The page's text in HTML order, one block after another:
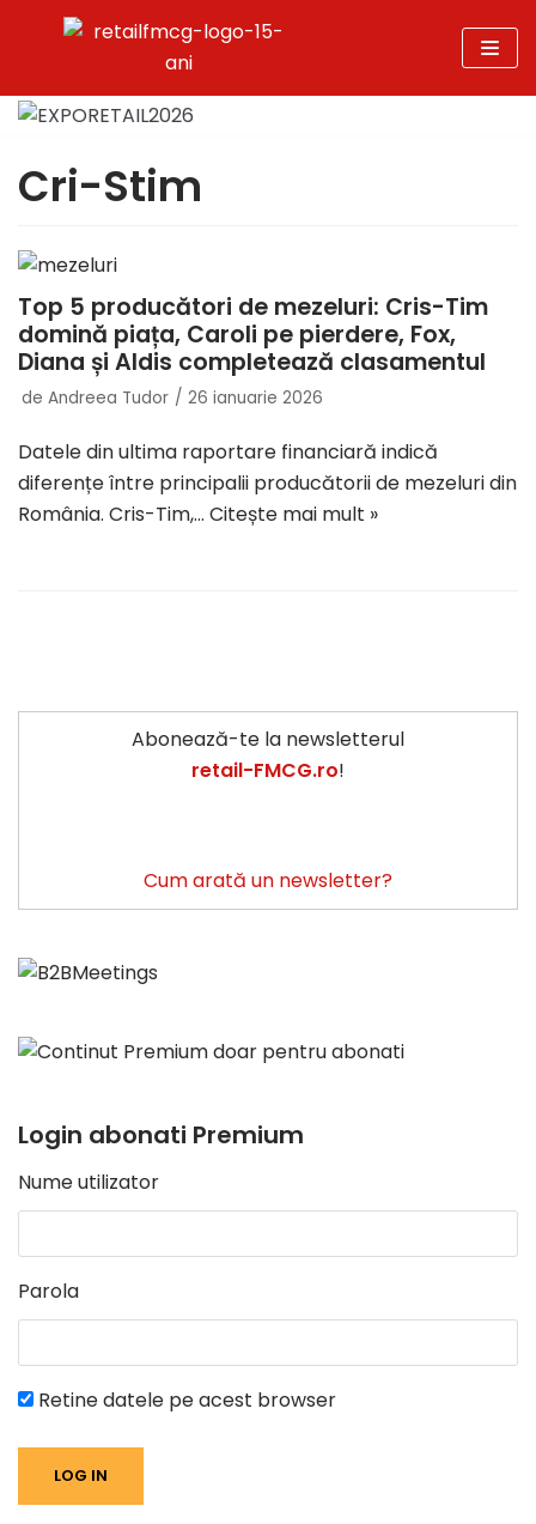
la
conținut
Cri-Stim
Top 5 producători de mezeluri: Cris-Tim
domină piața, Caroli pe pierdere, Fox,
Diana și Aldis completează clasamentul
de Andreea Tudor 26 ianuarie 2026
Datele din ultima raportare financiară indică
diferențe între principalii producătorii de mezeluri din
România. Cris-Tim,… Citește mai mult »
Abonează-te la newsletterul
retail-FMCG.ro!
Cum arată un newsletter?
Login abonati Premium
Nume utilizator
Parola
Retine datele pe acest browser